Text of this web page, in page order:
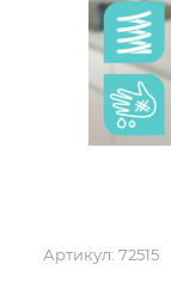
Артикул: 72515